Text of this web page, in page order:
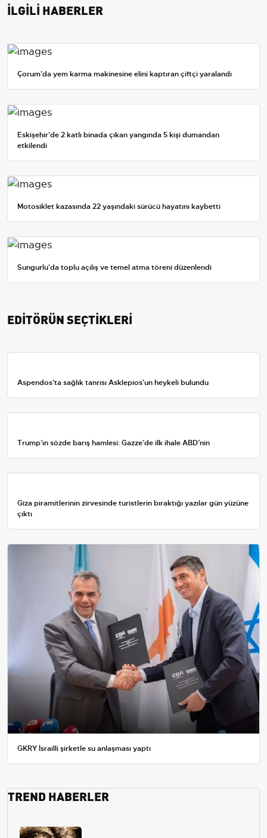
İLGİLİ HABERLER
Çorum'da yem karma makinesine elini kaptıran çiftçi yaralandı
Eskişehir'de 2 katlı binada çıkan yangında 5 kişi dumandan
etkilendi
Motosiklet kazasında 22 yaşındaki sürücü hayatını kaybetti
Sungurlu'da toplu açılış ve temel atma töreni düzenlendi
EDİTÖRÜN SEÇTİKLERİ
Aspendos'ta sağlık tanrısı Asklepios'un heykeli bulundu
Trump’ın sözde barış hamlesi: Gazze’de ilk ihale ABD’nin
Giza piramitlerinin zirvesinde turistlerin bıraktığı yazılar gün yüzüne
çıktı
GKRY İsrailli şirketle su anlaşması yaptı
TREND HABERLER